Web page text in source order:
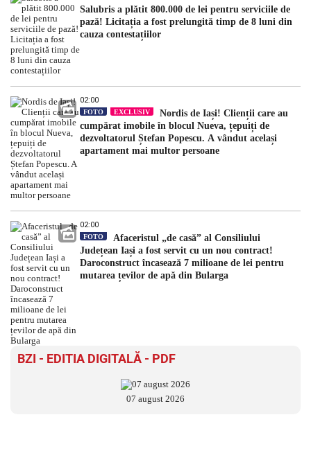
Salubris a plătit 800.000 de lei pentru serviciile de
pază! Licitația a fost prelungită timp de 8 luni din
cauza contestațiilor
02:00
FOTO EXCLUSIV
Nordis de Iași! Clienții care au
cumpărat imobile în blocul Nueva, țepuiți de
dezvoltatorul Ștefan Popescu. A vândut același
apartament mai multor persoane
02:00
FOTO
Afaceristul „de casă” al Consiliului
Județean Iași a fost servit cu un nou contract!
Daroconstruct încasează 7 milioane de lei pentru
mutarea țevilor de apă din Bularga
BZI - EDITIA DIGITALĂ - PDF
07 august 2026